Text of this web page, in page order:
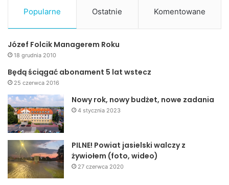
Popularne Ostatnie Komentowane
Józef Folcik Managerem Roku
18 grudnia 2010
Będą ściągać abonament 5 lat wstecz
25 czerwca 2016
Nowy rok, nowy budżet, nowe zadania
4 stycznia 2023
PILNE! Powiat jasielski walczy z
żywiołem (foto, wideo)
27 czerwca 2020